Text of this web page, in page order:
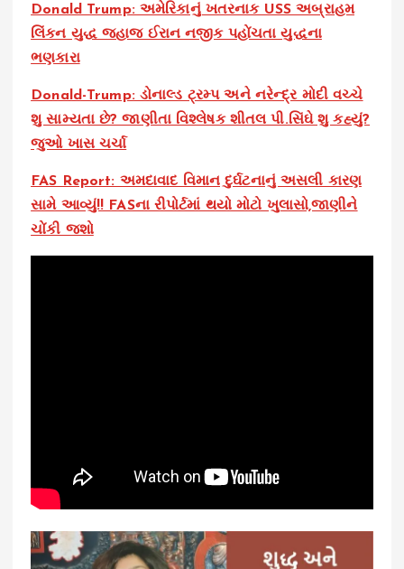
Donald Trump: અમેરિકાનું ખતરનાક USS અબ્રાહમ
લિંકન યુદ્ધ જહાજ ઈરાન નજીક પહોંચતા યુદ્ધના
ભણકારા
Donald-Trump: ડોનાલ્ડ ટ્રમ્પ અને નરેન્દ્ર મોદી વચ્ચે
શુ સામ્યતા છે? જાણીતા વિશ્લેષક શીતલ પી.સિંઘે શુ કહ્યું?
જુઓ ખાસ ચર્ચા
FAS Report: અમદાવાદ વિમાન દુર્ઘટનાનું અસલી કારણ
સામે આવ્યું!! FASના રીપોર્ટમાં થયો મોટો ખુલાસો,જાણીને
ચોંકી જશો